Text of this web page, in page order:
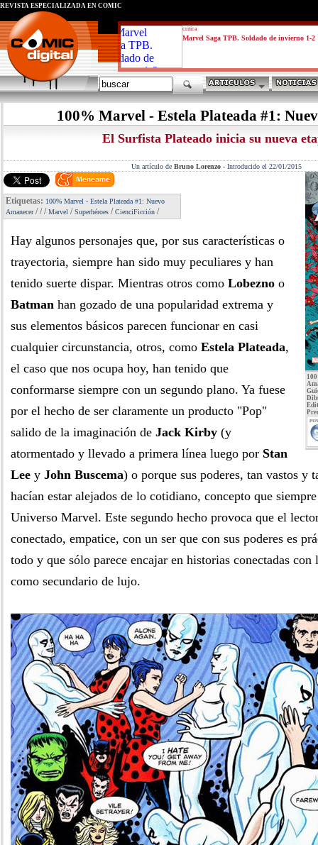
critica
Marvel Saga TPB. Soldado de invierno 1-2
REVISTA ESPECIALIZADA EN CÓMIC
100% Marvel - Estela Plateada #1:
El Surfista Plateado inicia su nueva
Un artículo de Bruno Lorenzo - Introducido el 22/01/2015
Etiquetas: 100% Marvel - Estela Plateada #1: Nuevo
Amanecer///Marvel /Superhéroes /CienciFicción /
Hay algunos personajes que, por sus características o
trayectoria, siempre han sido muy peculiares y han
tenido suerte dispar. Mientras otros como Lobezno o
Batman han gozado de una popularidad extrema y
sus elementos básicos parecen funcionar en casi
cualquier circunstancia, otros, como Estela Plateada,
el caso que nos ocupa hoy, han tenido que
conformarse siempre con un segundo plano. Ya fuese
por el hecho de ser claramente un producto "Pop"
salido de la imaginación de Jack Kirby (y
atormentado y llevado a primera línea luego por Stan
Lee y John Buscema) o porque sus poderes, tan vastos y
hacían estar alejados de lo cotidiano, concepto que
Universo Marvel. Este segundo hecho provoca que el
conectado, empatice, con un ser que con sus poderes es
todo y que sólo parece encajar en historias conectadas
como secundario de lujo.